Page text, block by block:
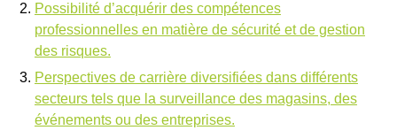
Possibilité d’acquérir des compétences
professionnelles en matière de sécurité et de gestion
des risques.
Perspectives de carrière diversifiées dans différents
secteurs tels que la surveillance des magasins, des
événements ou des entreprises.